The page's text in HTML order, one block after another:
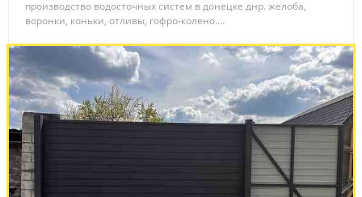
производство водосточных систем в донецке днр. желоба,
воронки, коньки, отливы, гофро-колено....